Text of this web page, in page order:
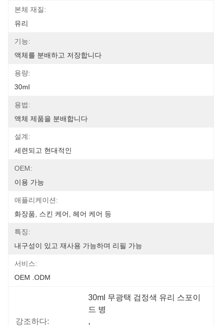
본체 재질:
유리
기능:
액체를 분배하고 저장합니다
용량:
30ml
용법:
액체 제품을 분배합니다
설계:
세련되고 현대적인
OEM:
이용 가능
애플리케이션:
화장품, 스킨 케어, 헤어 케어 등
특징:
내구성이 있고 재사용 가능하며 리필 가능
서비스:
OEM .ODM
강조하다:
30ml 무광택 검정색 유리 스포이
드 병
,